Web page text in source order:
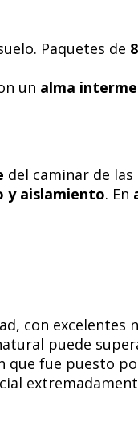
Paquetes de
un alma
del caminar de
y aislamiento. En
con excelentes
puede
que fue puesto